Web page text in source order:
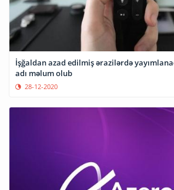
İşğaldan azad edilmiş ərazilərdə
adı məlum olub
28-12-2020